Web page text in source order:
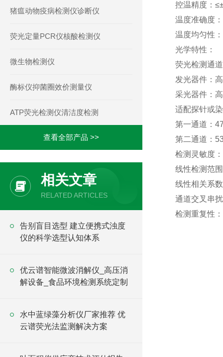
控温精度：
温度准确度
温度均匀性
光学特性：
荧光检测通
发光器件：
采光器件：
适配探针或
第一通道：
第二通道：
检测灵敏度
线性检测范
线性相关系
通道交叉串
检测重复性
猪瘟动物疫病检测仪诊断仪
荧光定量PCR仪核酸检测仪
微生物检测仪
酶标仪抑菌圈效价测量仪
ATP荧光检测仪清洁度检测
查看全部产品 >>
相关文章
RELATED ARTICLES
告别盲目选型 建立便携式浊度
仪的科学选型认知体系
优云谱智能微波消解仪_高压消
解设备_食品环境检测系统定制
水中蓝绿藻分析仪厂家推荐 优
云谱荧光法监测解决方案